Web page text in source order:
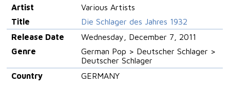
Artist
Various Artists
Title
Die Schlager des Jahres 1932
Release Date
Wednesday, December 7, 2011
Genre
German Pop > Deutscher Schlager >
Deutscher Schlager
Country
GERMANY